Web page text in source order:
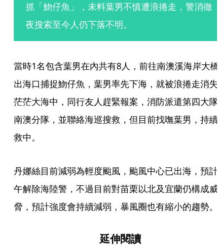
抓「魩仔魚」，未料葉男不慎遭浪捲走，警消徹
夜搜索至今人仍下落不明。
當時1名包含葉男在內共有8人，前往南澳溪海岸大橋
出海口捕捉魩仔魚，葉男率先下海，就被浪捲走消失
茫茫大海中，同行友人趕緊報案，消防派遣第四大隊
南澳分隊，並聯絡海巡搜救，但目前找嘸葉男，持續
救中。
丹娜絲目前減弱為輕度颱風，颱風中心已出海，預計
午解除海陸警，不過目前對苗栗以北及宜蘭仍構成威
脅，預計強度會持續減弱，暴風圈也有縮小的趨勢。
延伸閱讀